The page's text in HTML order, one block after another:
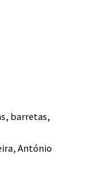
barretas,
António